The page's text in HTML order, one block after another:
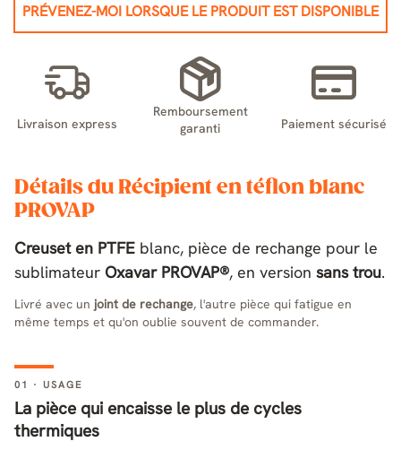
PRÉVENEZ-MOI LORSQUE LE PRODUIT EST DISPONIBLE
Livraison express
Remboursement
garanti
Paiement sécurisé
Détails du Récipient en téflon blanc
PROVAP
Creuset en PTFE blanc, pièce de rechange pour le
sublimateur Oxavar PROVAP®, en version sans trou.
Livré avec un joint de rechange, l'autre pièce qui fatigue en
même temps et qu'on oublie souvent de commander.
01 · USAGE
La pièce qui encaisse le plus de cycles
thermiques